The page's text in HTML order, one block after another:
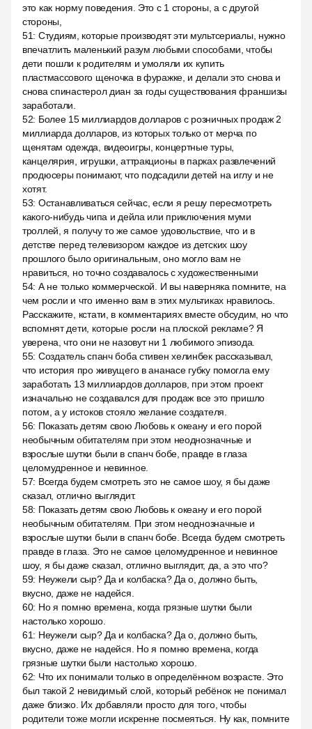
это как норму поведения. Это с 1 стороны, а с другой
стороны,
51: Студиям, которые производят эти мультсериалы, нужно
впечатлить маленький разум любыми способами, чтобы
дети пошли к родителям и умоляли их купить
пластмассового щеночка в фуражке, и делали это снова и
снова спинастерол диан за годы существования франшизы
заработали.
52: Более 15 миллиардов долларов с розничных продаж 2
миллиарда долларов, из которых только от мерча по
щенятам одежда, видеоигры, концертные туры,
канцелярия, игрушки, аттракционы в парках развлечений
продюсеры понимают, что подсадили детей на иглу и не
хотят.
53: Останавливаться сейчас, если я решу пересмотреть
какого-нибудь чипа и дейла или приключения муми
троллей, я получу то же самое удовольствие, что и в
детстве перед телевизором каждое из детских шоу
прошлого было оригинальным, оно могло вам не
нравиться, но точно создавалось с художественными
54: А не только коммерческой. И вы наверняка помните, на
чем росли и что именно вам в этих мультиках нравилось.
Расскажите, кстати, в комментариях вместе обсудим, но что
вспомнят дети, которые росли на плоской рекламе? Я
уверена, что они не назовут ни 1 любимого эпизода.
55: Создатель спанч боба стивен хелинбек рассказывал,
что история про живущего в ананасе губку помогла ему
заработать 13 миллиардов долларов, при этом проект
изначально не создавался для продаж все это пришло
потом, а у истоков стояло желание создателя.
56: Показать детям свою Любовь к океану и его порой
необычным обитателям при этом неоднозначные и
взрослые шутки были в спанч бобе, правде в глаза
целомудренное и невинное.
57: Всегда будем смотреть это не самое шоу, я бы даже
сказал, отлично выглядит.
58: Показать детям свою Любовь к океану и его порой
необычным обитателям. При этом неоднозначные и
взрослые шутки были в спанч бобе. Всегда будем смотреть
правде в глаза. Это не самое целомудренное и невинное
шоу, я бы даже сказал, отлично выглядит, да, а это что?
59: Неужели сыр? Да и колбаска? Да о, должно быть,
вкусно, даже не надейся.
60: Но я помню времена, когда грязные шутки были
настолько хорошо.
61: Неужели сыр? Да и колбаска? Да о, должно быть,
вкусно, даже не надейся. Но я помню времена, когда
грязные шутки были настолько хорошо.
62: Что их понимали только в определённом возрасте. Это
был такой 2 невидимый слой, который ребёнок не понимал
даже близко. Их добавляли просто для того, чтобы
родители тоже могли искренне посмеяться. Ну как, помните